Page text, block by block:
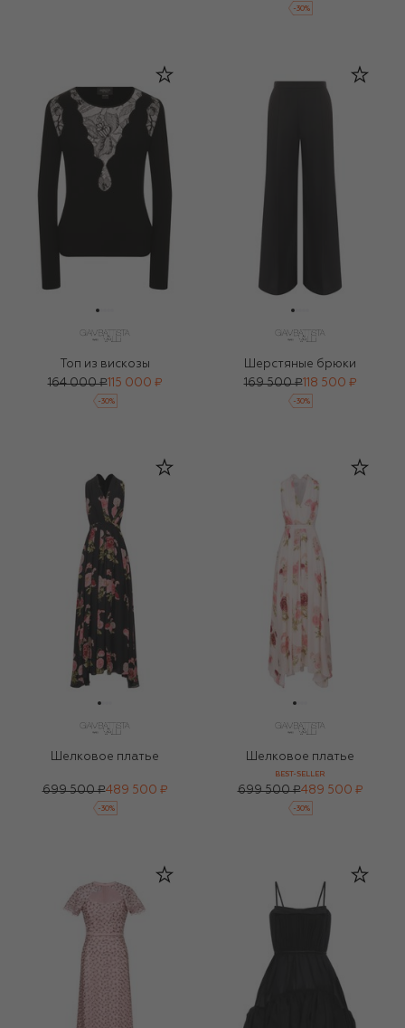
-30%
Топ из вискозы
164 000 ₽115 000 ₽
-30%
Шерстяные брюки
169 500 ₽118 500 ₽
-30%
Шелковое платье
699 500 ₽489 500 ₽
-30%
Шелковое платье
BEST-SELLER
699 500 ₽489 500 ₽
-30%